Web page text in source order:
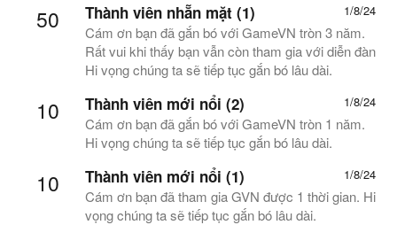
50 1/8/24
Thành viên nhẵn mặt (1)
Cám ơn bạn đã gắn bó với GameVN tròn 3 năm.
Rất vui khi thấy bạn vẫn còn tham gia với diễn đàn
Hi vọng chúng ta sẽ tiếp tục gắn bó lâu dài.
10 1/8/24
Thành viên mới nổi (2)
Cám ơn bạn đã gắn bó với GameVN tròn 1 năm.
Hi vọng chúng ta sẽ tiếp tục gắn bó lâu dài.
10 1/8/24
Thành viên mới nổi (1)
Cám ơn bạn đã tham gia GVN được 1 thời gian. Hi
vọng chúng ta sẽ tiếp tục gắn bó lâu dài.